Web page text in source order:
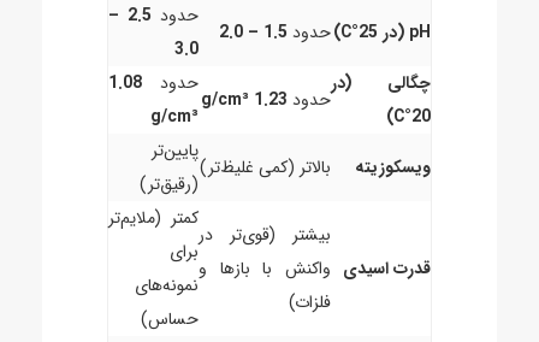
pH (در 25°C)
حدود 1.5 – 2.0
حدود
2.5 –
3.0
چگالی (در
20°C)
حدود 1.23 g/cm³
حدود 1.08
g/cm³
ویسکوزیته
بالاتر (کمی غلیظ‌تر)
پایین‌تر
(رقیق‌تر)
قدرت اسیدی
بیشتر (قوی‌تر در
واکنش با بازها و
فلزات)
کمتر (ملایم‌تر
برای
نمونه‌های
حساس)